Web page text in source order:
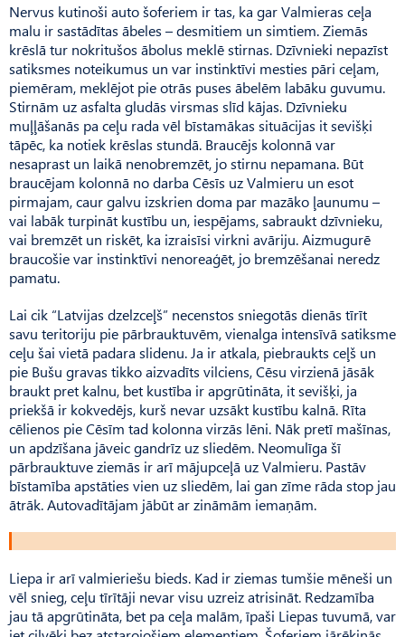
Nervus kutinoši auto šoferiem ir tas, ka gar Valmieras ceļa
malu ir sastādītas ābeles – desmitiem un simtiem. Ziemās
krēslā tur no­kritušos ābolus meklē stirnas. Dzīvnieki nepazīst
satiksmes noteikumus un var instinktīvi mesties pāri ceļam,
piemēram, meklējot pie otrās puses ābelēm labāku guvumu.
Stirnām uz asfalta gludās virsmas slīd kājas. Dzīv­nieku
muļļāšanās pa ceļu rada vēl bīstamākas situācijas it sevišķi
tāpēc, ka notiek krēslas stundā. Brau­cējs kolonnā var
nesaprast un laikā nenobremzēt, jo stirnu nepamana. Būt
braucējam kolonnā no darba Cēsīs uz Valmieru un esot
pirmajam, caur galvu izskrien doma par mazāko ļaunumu –
vai labāk turpināt kustību un, iespējams, sabraukt dzīvnieku,
vai bremzēt un riskēt, ka izraisīsi virkni avāriju. Aizmugurē
braucošie var instinktīvi nenoreaģēt, jo bremzēšanai neredz
pamatu.
Lai cik “Latvijas dzelzceļš” necenstos sniegotās dienās tīrīt
savu teritoriju pie pārbrauktuvēm, vien­alga intensīvā satiksme
ceļu šai vietā padara slidenu. Ja ir atkala, piebraukts ceļš un
pie Bušu gravas tikko aizvadīts vilciens, Cēsu virzienā jāsāk
braukt pret kalnu, bet kustība ir apgrūtināta, it sevišķi, ja
priekšā ir kokvedējs, kurš nevar uzsākt kustību kalnā. Rīta
cēlienos pie Cēsīm tad kolonna virzās lēni. Nāk pretī mašīnas,
un apdzīšana jāveic gandrīz uz sliedēm. Neomulīga šī
pārbrauktuve ziemās ir arī mājupceļā uz Valmieru. Pastāv
bīstamība apstāties vien uz sliedēm, lai gan zīme rāda stop jau
ātrāk. Autovadītājam jābūt ar zināmām iemaņām.
Liepa ir arī valmieriešu bieds. Kad ir ziemas tumšie mēneši un
vēl snieg, ceļu tīrītāji nevar visu uzreiz atrisināt. Redzamība
jau tā apgrūtināta, bet pa ceļa malām, īpaši Liepas tuvumā, var